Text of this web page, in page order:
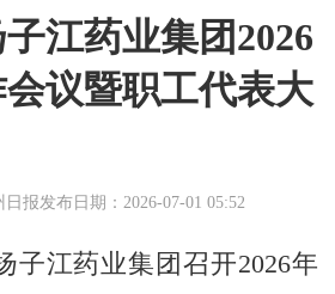
江药业集团2026
议暨职工代表大
日报发布日期：2026-07-01 05:52
子江药业集团召开2026年